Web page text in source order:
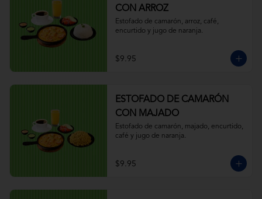
CON ARROZ
Estofado de camarón, arroz, café,
encurtido y jugo de naranja.
$9.95
ESTOFADO DE CAMARÓN
CON MAJADO
Estofado de camarón, majado, encurtido,
café y jugo de naranja.
$9.95